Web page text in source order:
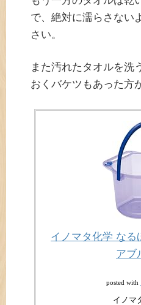
で、絶対に濡らさない
さい。
また汚れたタオルを洗
おくバケツもあった方
イノマタ化学 なる
アブ
posted with
イノマ